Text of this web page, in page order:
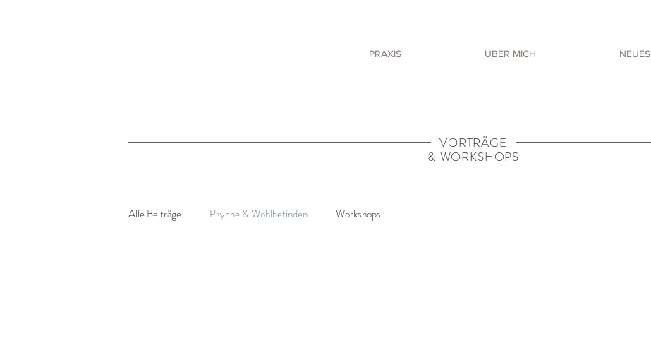
PRAXIS ÜBER MICH NEUES
VORTRÄGE
& WORKSHOPS
Alle Beiträge Psyche & Wohlbefinden Workshops